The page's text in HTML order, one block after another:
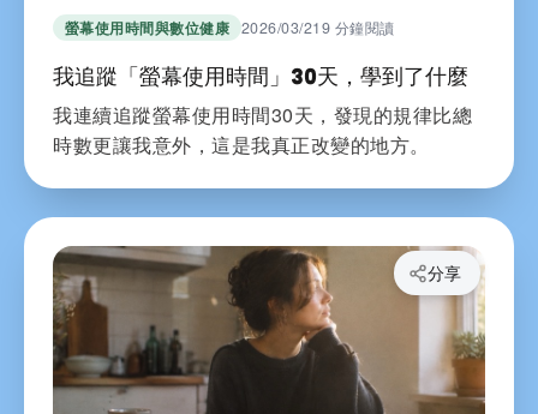
螢幕使用時間與數位健康 2026/03/219 分鐘閱讀
我追蹤「螢幕使用時間」30天，學到了什麼
我連續追蹤螢幕使用時間30天，發現的規律比總
時數更讓我意外，這是我真正改變的地方。
分享